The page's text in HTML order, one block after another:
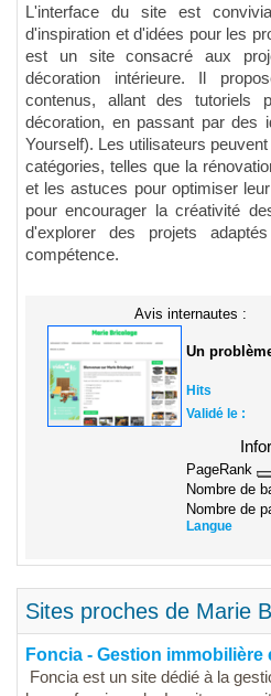
L'interface du site est
d'inspiration et d'idées pour les
est un site consacré aux
décoration intérieure. Il
contenus, allant des tutoriels
décoration, en passant par des
Yourself). Les utilisateurs
catégories, telles que la
et les astuces pour optimiser
pour encourager la créativité
d'explorer des projets
compétence.
Avis internautes :
Un
Hits
Validé le :
PageRank
Nombre de
Nombre de
Langue
Sites proches de Marie
Foncia - Gestion
Foncia est un site dédié à la